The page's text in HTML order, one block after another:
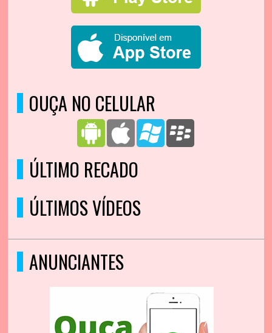
OUÇA NO CELULAR
ÚLTIMO RECADO
ÚLTIMOS VÍDEOS
ANUNCIANTES